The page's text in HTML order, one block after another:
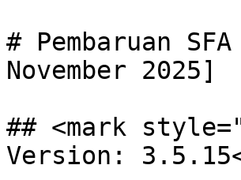
# Pembaruan
November 2025]
## <mark
Version: